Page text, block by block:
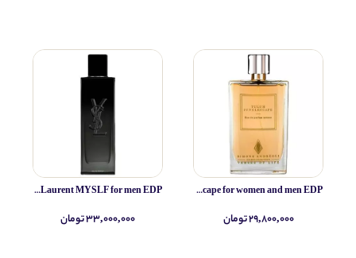
Simone Andreoli Tulum Junglescape for women and men EDP
۲۹,۸۰۰,۰۰۰ تومان
Yves Saint Laurent MYSLF for men EDP
۳۳,۰۰۰,۰۰۰ تومان